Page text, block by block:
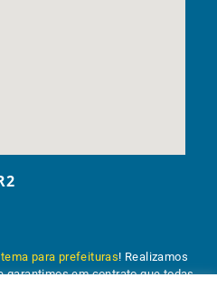
para prefeituras! Realizamos
garantimos em contrato que todas